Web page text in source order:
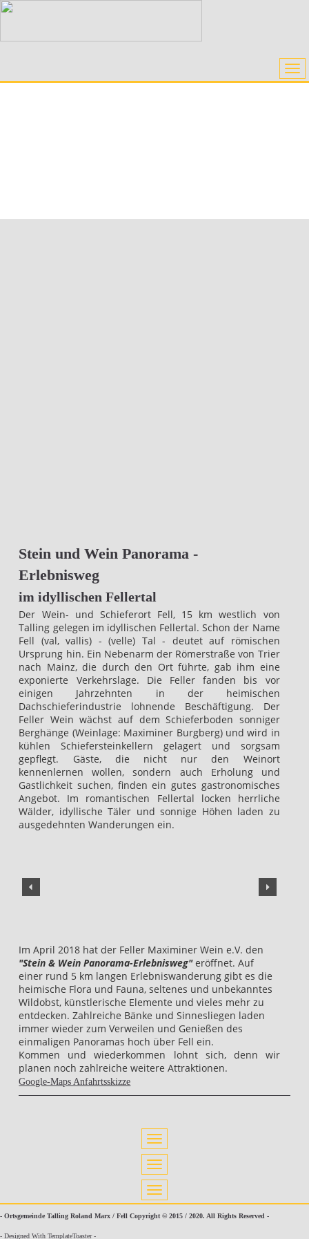
Stein und Wein Panorama -
Erlebnisweg
im idyllischen Fellertal
Der Wein- und Schieferort Fell, 15 km westlich von
Talling gelegen im idyllischen Fellertal. Schon der Name
Fell (val, vallis) - (velle) Tal - deutet auf römischen
Ursprung hin. Ein Nebenarm der Römerstraße von Trier
nach Mainz, die durch den Ort führte, gab ihm eine
exponierte Verkehrslage. Die Feller fanden bis vor
einigen Jahrzehnten in der heimischen
Dachschieferindustrie lohnende Beschäftigung. Der
Feller Wein wächst auf dem Schieferboden sonniger
Berghänge (Weinlage: Maximiner Burgberg) und wird in
kühlen Schiefersteinkellern gelagert und sorgsam
gepflegt. Gäste, die nicht nur den Weinort
kennenlernen wollen, sondern auch Erholung und
Gastlichkeit suchen, finden ein gutes gastronomisches
Angebot. Im romantischen Fellertal locken herrliche
Wälder, idyllische Täler und sonnige Höhen laden zu
ausgedehnten Wanderungen ein.
Im April 2018 hat der Feller Maximiner Wein e.V. den
"Stein & Wein Panorama-Erlebnisweg"eröffnet. Auf
einer rund 5 km langen Erlebniswanderung gibt es die
heimische Flora und Fauna, seltenes und unbekanntes
Wildobst, künstlerische Elemente und vieles mehr zu
entdecken. Zahlreiche Bänke und Sinnesliegen laden
immer wieder zum Verweilen und Genießen des
einmaligen Panoramas hoch über Fell ein.
Kommen und wiederkommen lohnt sich, denn wir
planen noch zahlreiche weitere Attraktionen.
Google-Maps Anfahrtsskizze
- Ortsgemeinde Talling Roland Marx / Fell Copyright © 2015 / 2020. All Rights Reserved -
- Designed With TemplateToaster -